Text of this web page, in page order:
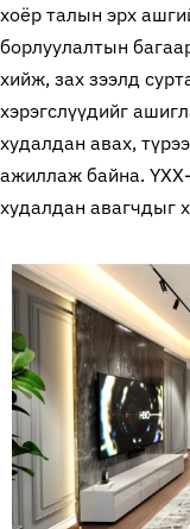
хоёр талын эрх
борлуулалтын
хийж, зах зээлд
хэрэгслүүдийг
худалдан авах,
ажиллаж байна. ҮХХ-
худалдан авагчдыг